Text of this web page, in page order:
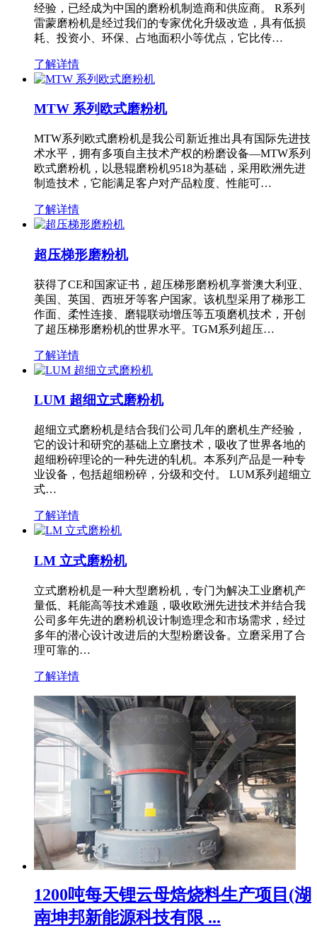
经验，已经成为中国的磨粉机制造商和供应商。 R系列
雷蒙磨粉机是经过我们的专家优化升级改造，具有低损
耗、投资小、环保、占地面积小等优点，它比传…
了解详情
MTW 系列欧式磨粉机
MTW系列欧式磨粉机是我公司新近推出具有国际先进技
术水平，拥有多项自主技术产权的粉磨设备—MTW系列
欧式磨粉机，以悬辊磨粉机9518为基础，采用欧洲先进
制造技术，它能满足客户对产品粒度、性能可…
了解详情
超压梯形磨粉机
获得了CE和国家证书，超压梯形磨粉机享誉澳大利亚、
美国、英国、西班牙等客户国家。该机型采用了梯形工
作面、柔性连接、磨辊联动增压等五项磨机技术，开创
了超压梯形磨粉机的世界水平。TGM系列超压…
了解详情
LUM 超细立式磨粉机
超细立式磨粉机是结合我们公司几年的磨机生产经验，
它的设计和研究的基础上立磨技术，吸收了世界各地的
超细粉碎理论的一种先进的轧机。本系列产品是一种专
业设备，包括超细粉碎，分级和交付。 LUM系列超细立
式…
了解详情
LM 立式磨粉机
立式磨粉机是一种大型磨粉机，专门为解决工业磨机产
量低、耗能高等技术难题，吸收欧洲先进技术并结合我
公司多年先进的磨粉机设计制造理念和市场需求，经过
多年的潜心设计改进后的大型粉磨设备。立磨采用了合
理可靠的…
了解详情
1200吨每天锂云母焙烧料生产项目(湖
南坤邦新能源科技有限 ...